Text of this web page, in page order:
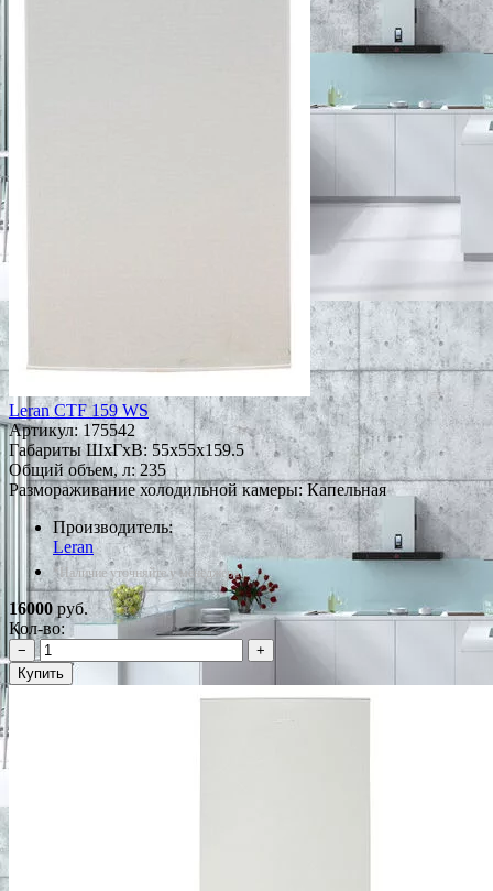
Leran CTF 159 WS
Артикул:175542
Габариты ШxГxВ: 55x55x159.5
Общий объем, л: 235
Размораживание холодильной камеры: Капельная
Производитель:
Leran
*Наличие уточняйте у менеджера
16000 руб.
Кол-во:
−
+
Купить